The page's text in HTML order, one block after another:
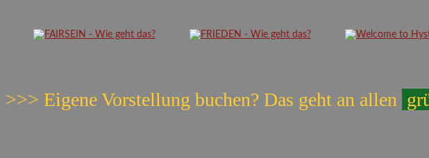
>>> Eigene Vorstellung buchen? Das geht an allen